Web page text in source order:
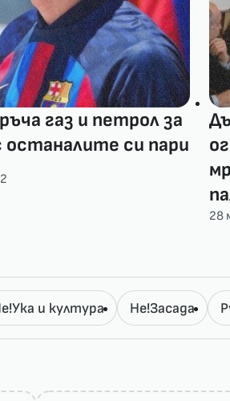
газ и петрол за
останалите си пари
28
и култура Не!Засада